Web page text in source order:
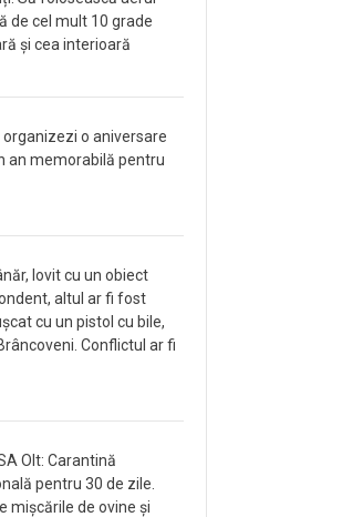
de cel mult 10 grade
și cea interioară
organizezi o aniversare
an memorabilă pentru
lovit cu un obiect
altul ar fi fost
cu un pistol cu bile,
Conflictul ar fi
Olt: Carantină
pentru 30 de zile.
mișcările de ovine și